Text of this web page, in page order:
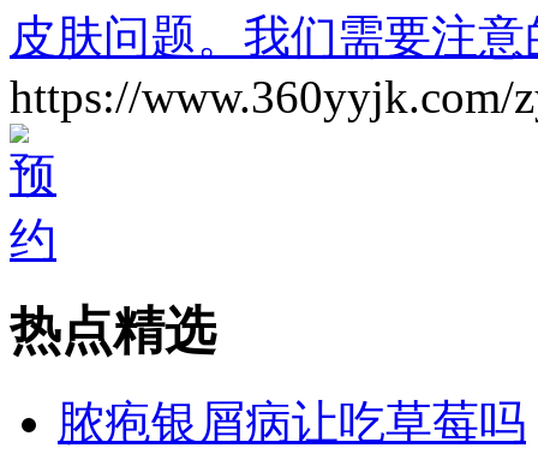
皮肤问题。我们需要注
https://www.360yyjk.com/
热点精选
脓疱银屑病让吃草莓吗